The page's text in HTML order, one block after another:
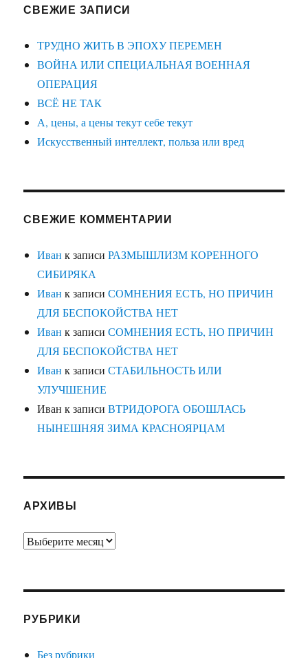
СВЕЖИЕ ЗАПИСИ
ТРУДНО ЖИТЬ В ЭПОХУ ПЕРЕМЕН
ВОЙНА ИЛИ СПЕЦИАЛЬНАЯ ВОЕННАЯ
ОПЕРАЦИЯ
ВСЁ НЕ ТАК
А, цены, а цены текут себе текут
Искусственный интеллект, польза или вред
СВЕЖИЕ КОММЕНТАРИИ
Иван к записиРАЗМЫШЛИЗМ КОРЕННОГО
СИБИРЯКА
Иван к записиСОМНЕНИЯ ЕСТЬ, НО ПРИЧИН
ДЛЯ БЕСПОКОЙСТВА НЕТ
Иван к записиСОМНЕНИЯ ЕСТЬ, НО ПРИЧИН
ДЛЯ БЕСПОКОЙСТВА НЕТ
Иван к записиСТАБИЛЬНОСТЬ ИЛИ
УЛУЧШЕНИЕ
Иван к записиВТРИДОРОГА ОБОШЛАСЬ
НЫНЕШНЯЯ ЗИМА КРАСНОЯРЦАМ
АРХИВЫ
Архивы
РУБРИКИ
Без рубрики